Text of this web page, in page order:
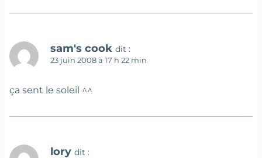
sam's cook dit :
23 juin 2008 à 17 h 22 min
ça sent le soleil ^^
lory dit :